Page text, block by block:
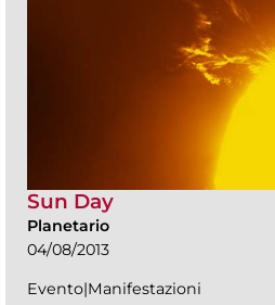
Sun Day
Planetario
04/08/2013
Evento|Manifestazioni